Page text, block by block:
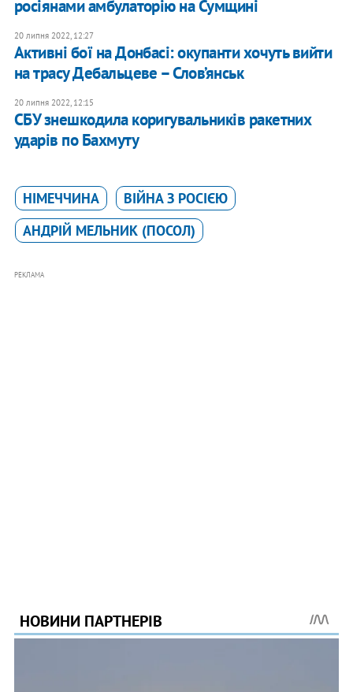
росіянами амбулаторію на Сумщині
20 липня 2022, 12:27
​Активні бої на Донбасі: окупанти хочуть вийти
на трасу Дебальцеве – Слов’янськ
20 липня 2022, 12:15
​СБУ знешкодила коригувальників ракетних
ударів по Бахмуту
НІМЕЧЧИНА
ВІЙНА З РОСІЄЮ
АНДРІЙ МЕЛЬНИК (ПОСОЛ)
РЕКЛАМА